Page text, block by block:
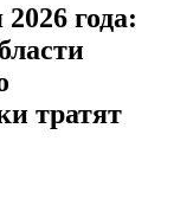
года:
тратят